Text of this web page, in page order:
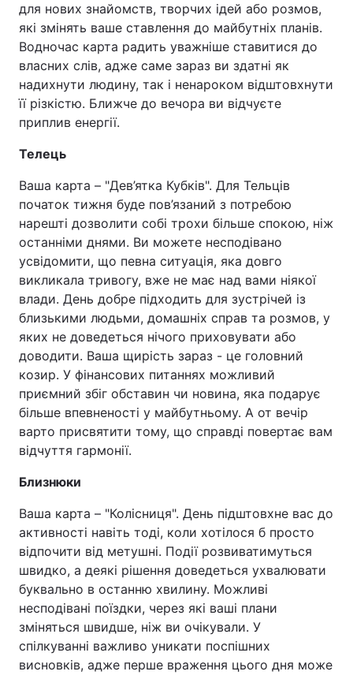
для нових знайомств, творчих ідей або розмов,
які змінять ваше ставлення до майбутніх планів.
Водночас карта радить уважніше ставитися до
власних слів, адже саме зараз ви здатні як
надихнути людину, так і ненароком відштовхнути
її різкістю. Ближче до вечора ви відчуєте
приплив енергії.
Телець
Ваша карта – "Дев’ятка Кубків". Для Тельців
початок тижня буде пов’язаний з потребою
нарешті дозволити собі трохи більше спокою, ніж
останніми днями. Ви можете несподівано
усвідомити, що певна ситуація, яка довго
викликала тривогу, вже не має над вами ніякої
влади. День добре підходить для зустрічей із
близькими людьми, домашніх справ та розмов, у
яких не доведеться нічого приховувати або
доводити. Ваша щирість зараз - це головний
козир. У фінансових питаннях можливий
приємний збіг обставин чи новина, яка подарує
більше впевненості у майбутньому. А от вечір
варто присвятити тому, що справді повертає вам
відчуття гармонії.
Близнюки
Ваша карта – "Колісниця". День підштовхне вас до
активності навіть тоді, коли хотілося б просто
відпочити від метушні. Події розвиватимуться
швидко, а деякі рішення доведеться ухвалювати
буквально в останню хвилину. Можливі
несподівані поїздки, через які ваші плани
зміняться швидше, ніж ви очікували. У
спілкуванні важливо уникати поспішних
висновків, адже перше враження цього дня може